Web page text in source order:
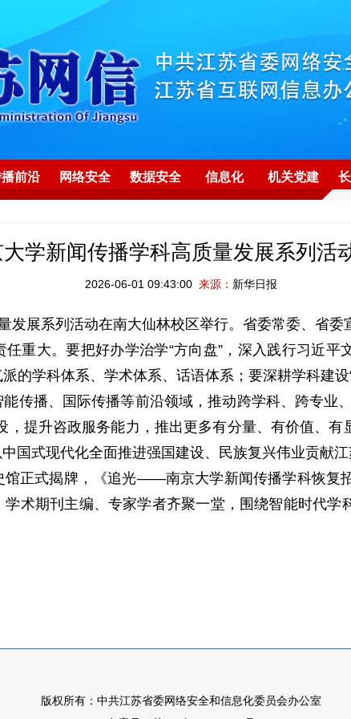
前沿 网络安全 数据安全 信息化 机关党建
学新闻传播学科高质量发展系列活
2026-06-01 09:43:00 来源： 新华日报
展系列活动在南大仙林校区举行。省委常委、省委
大。要把好办学治学“方向盘”，深入践行习近平
的学科体系、学术体系、话语体系；要深耕学科建设
传播、国际传播等前沿领域，推动跨学科、跨专业
，提升咨政服务能力，推出更多有分量、有价值、
国式现代化全面推进强国建设、民族复兴伟业贡献江
式揭牌，《追光——南京大学新闻传播学科恢复
术期刊主编、专家学者齐聚一堂，围绕智能时代学
版权所有：中共江苏省委网络安全和信息化委员会办公室